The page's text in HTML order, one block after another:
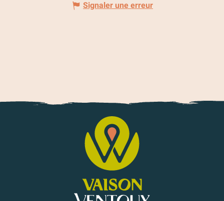
Signaler une erreur